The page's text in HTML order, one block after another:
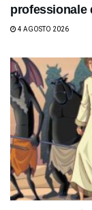
professionale
4 AGOSTO 2026